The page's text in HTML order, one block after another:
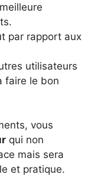
par rapport aux
utilisateurs
faire le bon
vous
qui non
mais sera
et pratique.